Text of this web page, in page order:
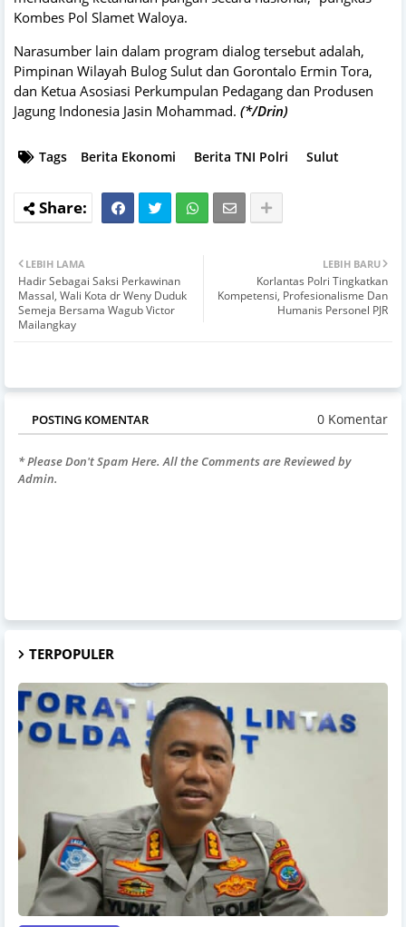
Kombes Pol Slamet Waloya.
Narasumber lain dalam program dialog tersebut adalah,
Pimpinan Wilayah Bulog Sulut dan Gorontalo Ermin Tora,
dan Ketua Asosiasi Perkumpulan Pedagang dan Produsen
Jagung Indonesia Jasin Mohammad. (*/Drin)
Tags Berita Ekonomi Berita TNI Polri Sulut
LEBIH BARU
Korlantas Polri Tingkatkan
Kompetensi, Profesionalisme Dan
Humanis Personel PJR
LEBIH LAMA
Hadir Sebagai Saksi Perkawinan
Massal, Wali Kota dr Weny Duduk
Semeja Bersama Wagub Victor
Mailangkay
POSTING KOMENTAR 0 Komentar
* Please Don't Spam Here. All the Comments are Reviewed by
Admin.
TERPOPULER